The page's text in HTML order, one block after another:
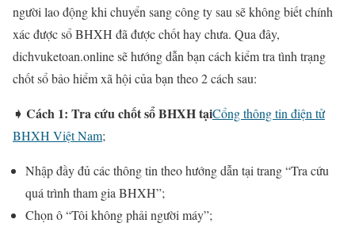
người lao động khi chuyển sang công ty sau sẽ không biết chính
xác được sổ BHXH đã được chốt hay chưa. Qua đây,
dichvuketoan.online sẽ hướng dẫn bạn cách kiểm tra tình trạng
chốt sổ bảo hiểm xã hội của bạn theo 2 cách sau:
➧ Cách 1: Tra cứu chốt sổ BHXH tạiCổng thông tin điện tử
BHXH Việt Nam;
Nhập đầy đủ các thông tin theo hướng dẫn tại trang “Tra cứu
quá trình tham gia BHXH”;
Chọn ô “Tôi không phải người máy”;